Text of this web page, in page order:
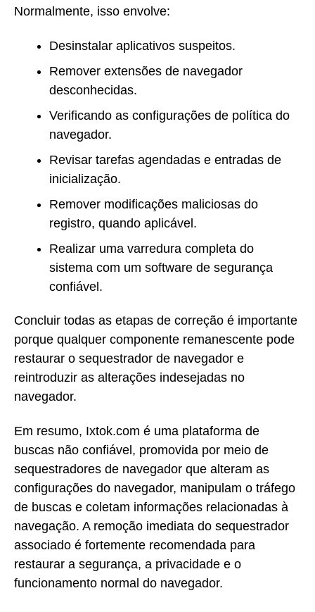
Normalmente, isso envolve:
Desinstalar aplicativos suspeitos.
Remover extensões de navegador
desconhecidas.
Verificando as configurações de política do
navegador.
Revisar tarefas agendadas e entradas de
inicialização.
Remover modificações maliciosas do
registro, quando aplicável.
Realizar uma varredura completa do
sistema com um software de segurança
confiável.
Concluir todas as etapas de correção é importante
porque qualquer componente remanescente pode
restaurar o sequestrador de navegador e
reintroduzir as alterações indesejadas no
navegador.
Em resumo, Ixtok.com é uma plataforma de
buscas não confiável, promovida por meio de
sequestradores de navegador que alteram as
configurações do navegador, manipulam o tráfego
de buscas e coletam informações relacionadas à
navegação. A remoção imediata do sequestrador
associado é fortemente recomendada para
restaurar a segurança, a privacidade e o
funcionamento normal do navegador.